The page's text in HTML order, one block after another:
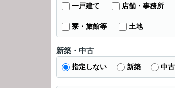
一戸建て 店舗・事務所
寮・旅館等 土地
新築・中古
指定しない 新築 中古